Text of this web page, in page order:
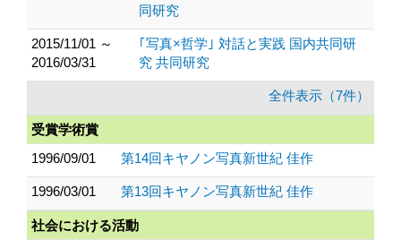
同研究
2015/11/01 ～
2016/03/31
｢写真×哲学｣ 対話と実践 国内共同研
究 共同研究
全件表示（7件）
受賞学術賞
1996/09/01
第14回キヤノン写真新世紀 佳作
1996/03/01 第13回キヤノン写真新世紀 佳作
社会における活動